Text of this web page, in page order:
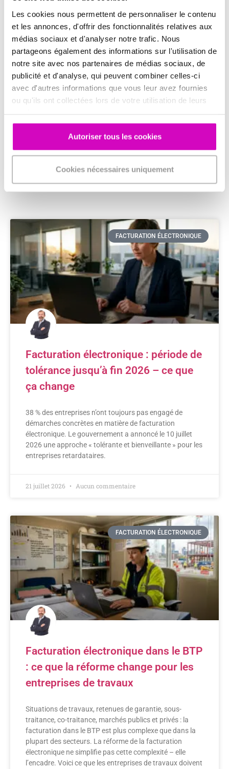
Les cookies nous permettent de personnaliser le contenu
et les annonces, d'offrir des fonctionnalités relatives aux
médias sociaux et d'analyser notre trafic. Nous
partageons également des informations sur l'utilisation de
notre site avec nos partenaires de médias sociaux, de
publicité et d'analyse, qui peuvent combiner celles-ci
avec d'autres informations que vous leur avez fournies
ou qu'ils ont collectées lors de votre utilisation de leurs
Autoriser tous les cookies
Cookies nécessaires uniquement
Précédent
EXCEL-LEZ DANS LE CHOIX DE VOTRE LOGICIEL DE CHIFFRAGE
Suivant
RETOUR D’EXPÉRIENCE DE LA FORMATION CONTINUE À L’ESSCA
Ces articles pourraient
aussi vous intéresser
FACTURATION ÉLECTRONIQUE
Facturation électronique : période de
tolérance jusqu’à fin 2026 – ce que
ça change
38 % des entreprises n’ont toujours pas engagé de
démarches concrètes en matière de facturation
électronique. Le gouvernement a annoncé le 10 juillet
2026 une approche « tolérante et bienveillante » pour les
entreprises retardataires.
21 juillet 2026 Aucun commentaire
FACTURATION ÉLECTRONIQUE
Facturation électronique dans le BTP
: ce que la réforme change pour les
entreprises de travaux
Situations de travaux, retenues de garantie, sous-
traitance, co-traitance, marchés publics et privés : la
facturation dans le BTP est plus complexe que dans la
plupart des secteurs. La réforme de la facturation
électronique ne simplifie pas cette complexité – elle
l’encadre. Voici ce que les entreprises de travaux doivent